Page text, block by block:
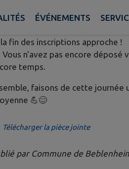
ÉVÉNEMENTS
le mardi 26 mai 2026 -
fin des inscriptions approche !
n'avez pas encore déposé
temps.
faisons de cette
💪😊
Télécharger la pièce jointe
par Commune de